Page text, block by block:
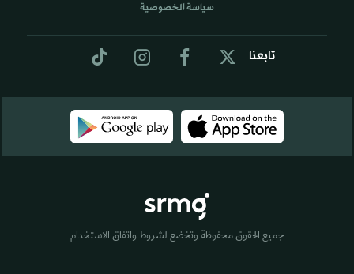
تابعنا
سياسة الخصوصية
جميع الحقوق محفوظة وتخضع لشروط واتفاق الاستخدام